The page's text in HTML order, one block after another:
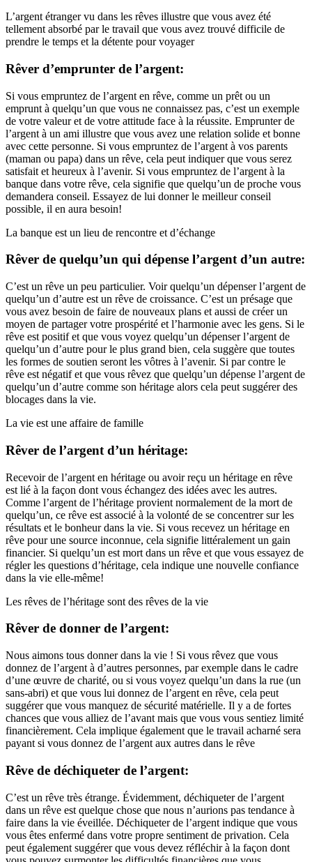
L’argent étranger vu dans les rêves illustre que vous avez été
tellement absorbé par le travail que vous avez trouvé difficile de
prendre le temps et la détente pour voyager
Rêver d’emprunter de l’argent:
Si vous empruntez de l’argent en rêve, comme un prêt ou un
emprunt à quelqu’un que vous ne connaissez pas, c’est un exemple
de votre valeur et de votre attitude face à la réussite. Emprunter de
l’argent à un ami illustre que vous avez une relation solide et bonne
avec cette personne. Si vous empruntez de l’argent à vos parents
(maman ou papa) dans un rêve, cela peut indiquer que vous serez
satisfait et heureux à l’avenir. Si vous empruntez de l’argent à la
banque dans votre rêve, cela signifie que quelqu’un de proche vous
demandera conseil. Essayez de lui donner le meilleur conseil
possible, il en aura besoin!
La banque est un lieu de rencontre et d’échange
Rêver de quelqu’un qui dépense l’argent d’un autre:
C’est un rêve un peu particulier. Voir quelqu’un dépenser l’argent de
quelqu’un d’autre est un rêve de croissance. C’est un présage que
vous avez besoin de faire de nouveaux plans et aussi de créer un
moyen de partager votre prospérité et l’harmonie avec les gens. Si le
rêve est positif et que vous voyez quelqu’un dépenser l’argent de
quelqu’un d’autre pour le plus grand bien, cela suggère que toutes
les formes de soutien seront les vôtres à l’avenir. Si par contre le
rêve est négatif et que vous rêvez que quelqu’un dépense l’argent de
quelqu’un d’autre comme son héritage alors cela peut suggérer des
blocages dans la vie.
La vie est une affaire de famille
Rêver de l’argent d’un héritage:
Recevoir de l’argent en héritage ou avoir reçu un héritage en rêve
est lié à la façon dont vous échangez des idées avec les autres.
Comme l’argent de l’héritage provient normalement de la mort de
quelqu’un, ce rêve est associé à la volonté de se concentrer sur les
résultats et le bonheur dans la vie. Si vous recevez un héritage en
rêve pour une source inconnue, cela signifie littéralement un gain
financier. Si quelqu’un est mort dans un rêve et que vous essayez de
régler les questions d’héritage, cela indique une nouvelle confiance
dans la vie elle-même!
Les rêves de l’héritage sont des rêves de la vie
Rêver de donner de l’argent:
Nous aimons tous donner dans la vie ! Si vous rêvez que vous
donnez de l’argent à d’autres personnes, par exemple dans le cadre
d’une œuvre de charité, ou si vous voyez quelqu’un dans la rue (un
sans-abri) et que vous lui donnez de l’argent en rêve, cela peut
suggérer que vous manquez de sécurité matérielle. Il y a de fortes
chances que vous alliez de l’avant mais que vous vous sentiez limité
financièrement. Cela implique également que le travail acharné sera
payant si vous donnez de l’argent aux autres dans le rêve
Rêve de déchiqueter de l’argent:
C’est un rêve très étrange. Évidemment, déchiqueter de l’argent
dans un rêve est quelque chose que nous n’aurions pas tendance à
faire dans la vie éveillée. Déchiqueter de l’argent indique que vous
vous êtes enfermé dans votre propre sentiment de privation. Cela
peut également suggérer que vous devez réfléchir à la façon dont